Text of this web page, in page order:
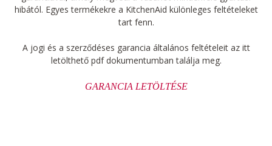
hibától. Egyes termékekre a KitchenAid különleges feltételeket
tart fenn.
A jogi és a szerződéses garancia általános feltételeit az itt
letölthető pdf dokumentumban találja meg.
GARANCIA LETÖLTÉSE